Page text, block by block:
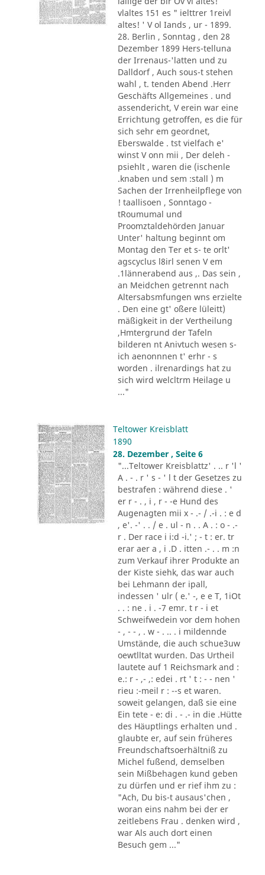
vlaltes 151 es " ielttrer 1reivl
altes! ' V ol Iands , ur - 1899.
28. Berlin , Sonntag , den 28
Dezember 1899 Hers-telluna
der Irrenaus-'latten und zu
Dalldorf , Auch sous-t stehen
wahl , t. tenden Abend .Herr
Geschäfts Allgemeines . und
assendericht, V erein war eine
Errichtung getroffen, es die für
sich sehr em geordnet,
Eberswalde . tst vielfach e'
winst V onn mii , Der deleh -
psiehlt , waren die (ischenle
.knaben und sem :stall ) m
Sachen der Irrenheilpflege von
! taallisoen , Sonntago -
tRoumumal und
Proomztaldehörden Januar
Unter' haltung beginnt om
Montag den Ter et s- te orlt'
agscyclus l8irl senen V em
.1lännerabend aus ,. Das sein ,
an Meidchen getrennt nach
Altersabsmfungen wns erzielte
. Den eine gt' oßere lüleitt)
mäßigkeit in der Vertheilung
,Hmtergrund der Tafeln
bilderen nt Anivtuch wesen s-
ich aenonnnen t' erhr - s
worden . ilrenardings hat zu
sich wird welcltrm Heilage u
..."
Teltower Kreisblatt
1890
28. Dezember , Seite 6
"...Teltower Kreisblattz' . .. r 'l '
A . - . r ' s - ' l t der Gesetzes zu
bestrafen : während diese . '
er r - . , i , r - -e Hund des
Augenagten mii x - .- / .-i . : e d
, e'. -' . . / e . ul - n . . A . : o - .-
r . Der race i i:d -i.' ; - t : er. tr
erar aer a , i .D . itten .- . . m :n
zum Verkauf ihrer Produkte an
der Kiste siehk, das war auch
bei Lehmann der ipall,
indessen ' ulr ( e.' -, e e T, 1iOt
. . : ne . i . -7 emr. t r - i et
Schweifwedein vor dem hohen
- , - - , . w - . .. . i mildennde
Umstände, die auch schue3uw
oewtlltat wurden. Das Urtheil
lautete auf 1 Reichsmark and :
e.: r - ,- ,: edei . rt ' t : - - nen '
rieu :-meil r : --s et waren.
soweit gelangen, daß sie eine
Ein tete - e: di . - .- in die .Hütte
des Häuptlings erhalten und .
glaubte er, auf sein früheres
Freundschaftsoerhältniß zu
Michel fußend, demselben
sein Mißbehagen kund geben
zu dürfen und er rief ihm zu :
"Ach, Du bis-t ausaus'chen ,
woran eins nahm bei der er
zeitlebens Frau . denken wird ,
war Als auch dort einen
Besuch gem ..."